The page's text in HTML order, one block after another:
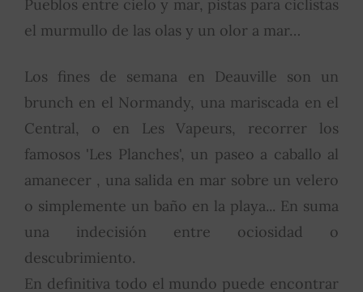
Pueblos entre cielo y mar, pistas para ciclistas
el murmullo de las olas y un olor a mar…
Los fines de semana en Deauville son un
brunch en el Normandy, una mariscada en el
Central, o en Les Vapeurs, recorrer los
famosos 'Les Planches', un paseo a caballo al
amanecer , una salida en mar sobre un velero
o simplemente un baño en la playa... En suma
una indecisión entre ociosidad o
descubrimiento.
En definitiva todo el mundo puede encontrar